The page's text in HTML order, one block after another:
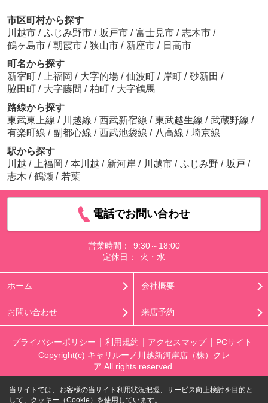
市区町村から探す
川越市 / ふじみ野市 / 坂戸市 / 富士見市 / 志木市 /
鶴ヶ島市 / 朝霞市 / 狭山市 / 新座市 / 日高市
町名から探す
新宿町 / 上福岡 / 大字的場 / 仙波町 / 岸町 / 砂新田 /
脇田町 / 大字藤間 / 柏町 / 大字鶴馬
路線から探す
東武東上線 / 川越線 / 西武新宿線 / 東武越生線 / 武蔵野線 /
有楽町線 / 副都心線 / 西武池袋線 / 八高線 / 埼京線
駅から探す
川越 / 上福岡 / 本川越 / 新河岸 / 川越市 / ふじみ野 / 坂戸 /
志木 / 鶴瀬 / 若葉
電話でお問い合わせ
営業時間：
9:30～18:00
定休日：
火・水
ホーム 会社概要
お問い合わせ 来店予約
プライバシーポリシー 利用規約 アクセスマップ
PCサイト
Copyright(c) キャリルーノ川越新河岸店（株）クレ
ア All rights reserved.
当サイトでは、お客様の当サイト利用状況把握、サービス向上検討を目的と
して、クッキー（Cookie）を使用しています。